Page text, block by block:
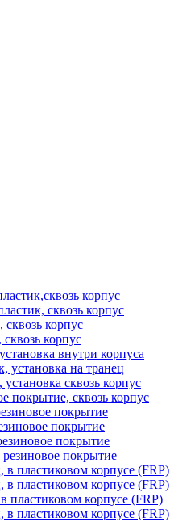
корпус
сквозь корпус
корпус
корпус
внутри корпуса
установка на транец
сквозь корпус
покрытие, сквозь корпус
покрытие
покрытие
покрытие
покрытие
пластиковом корпусе (FRP)
пластиковом корпусе (FRP)
пластиковом корпусе (FRP)
пластиковом корпусе (FRP)